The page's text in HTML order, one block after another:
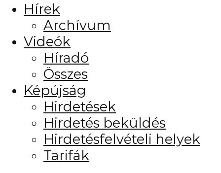
Hírek
Archívum
Videók
Híradó
Összes
Képújság
Hirdetések
Hirdetés beküldés
Hirdetésfelvételi helyek
Tarifák